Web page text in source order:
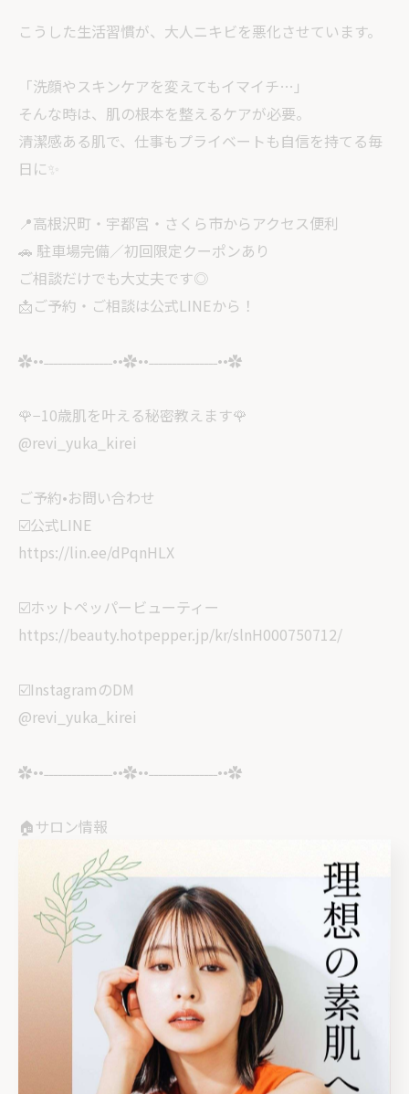
こうした生活習慣が、大人ニキビを悪化させています。
「洗顔やスキンケアを変えてもイマイチ…」
そんな時は、肌の根本を整えるケアが必要。
清潔感ある肌で、仕事もプライベートも自信を持てる毎
日に✨
📍高根沢町・宇都宮・さくら市からアクセス便利
🚗 駐車場完備／初回限定クーポンあり
ご相談だけでも大丈夫です◎
📩ご予約・ご相談は公式LINEから！
✿••˗˗˗˗˗˗˗˗˗˗˗˗˗˗˗••✿••˗˗˗˗˗˗˗˗˗˗˗˗˗˗˗••✿
🌹−10歳肌を叶える秘密教えます🌹
@revi_yuka_kirei
ご予約•お問い合わせ
☑️公式LINE
https://lin.ee/dPqnHLX
☑️ホットペッパービューティー
https://beauty.hotpepper.jp/kr/slnH000750712/
☑️InstagramのDM
@revi_yuka_kirei
✿••˗˗˗˗˗˗˗˗˗˗˗˗˗˗˗••✿••˗˗˗˗˗˗˗˗˗˗˗˗˗˗˗••✿
🏠サロン情報
栃木県塩谷郡高根沢町
光陽台5丁目1-12グラフハイツA202
⏰14:30〜21:00
⚠️完全予約制
#宇都宮ニキビ #高根沢ニキビ #ニキビ跡ケア #毛穴改善
栃木 #宇都宮エステ #高根沢エステ #ハーブピーリング